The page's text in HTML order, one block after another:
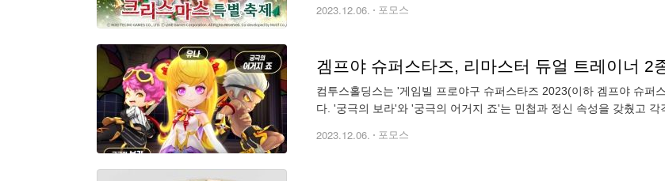
2023.12.06. 포모스
겜프야 슈퍼스타즈, 리마스터 듀얼 트레이너 2
컴투스홀딩스는 '게임빌 프로야구 슈퍼스타즈 2023(이하 겜프야 슈퍼
다. '궁극의 보라'와 '궁극의 어거지 죠'는 민첩과 정신 속성을 갖췄고
2023.12.06. 포모스